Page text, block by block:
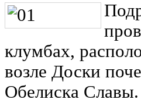
клумбах,
возле Доски
Обелиска Славы.